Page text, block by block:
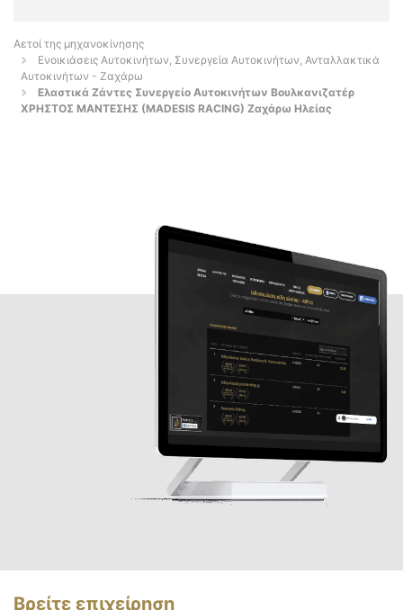
Αετοί της μηχανοκίνησης
Ενοικιάσεις Αυτοκινήτων, Συνεργεία Αυτοκινήτων, Ανταλλακτικά
Αυτοκινήτων - Ζαχάρω
Ελαστικά Ζάντες Συνεργείο Αυτοκινήτων Βουλκανιζατέρ
ΧΡΗΣΤΟΣ ΜΑΝΤΕΣΗΣ (MADESIS RACING) Ζαχάρω Ηλείας
Βρείτε επιχείρηση